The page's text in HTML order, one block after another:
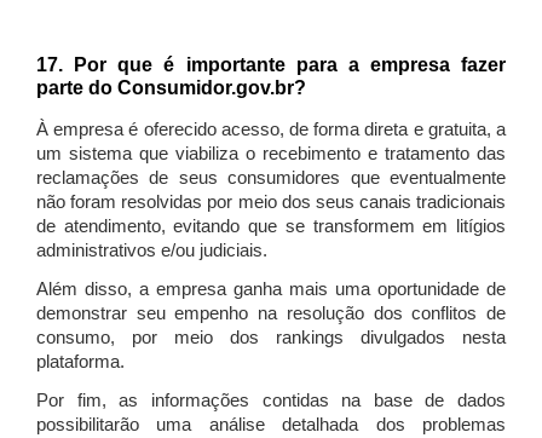
17. Por que é importante para a empresa fazer
parte do Consumidor.gov.br?
À empresa é oferecido acesso, de forma direta e gratuita, a
um sistema que viabiliza o recebimento e tratamento das
reclamações de seus consumidores que eventualmente
não foram resolvidas por meio dos seus canais tradicionais
de atendimento, evitando que se transformem em litígios
administrativos e/ou judiciais.
Além disso, a empresa ganha mais uma oportunidade de
demonstrar seu empenho na resolução dos conflitos de
consumo, por meio dos rankings divulgados nesta
plataforma.
Por fim, as informações contidas na base de dados
possibilitarão uma análise detalhada dos problemas